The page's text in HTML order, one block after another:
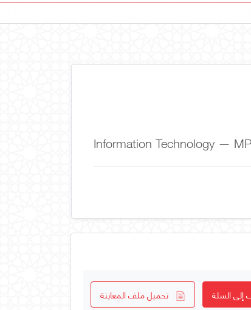
Information Technology —
السلة تحميل ملف المعاينة